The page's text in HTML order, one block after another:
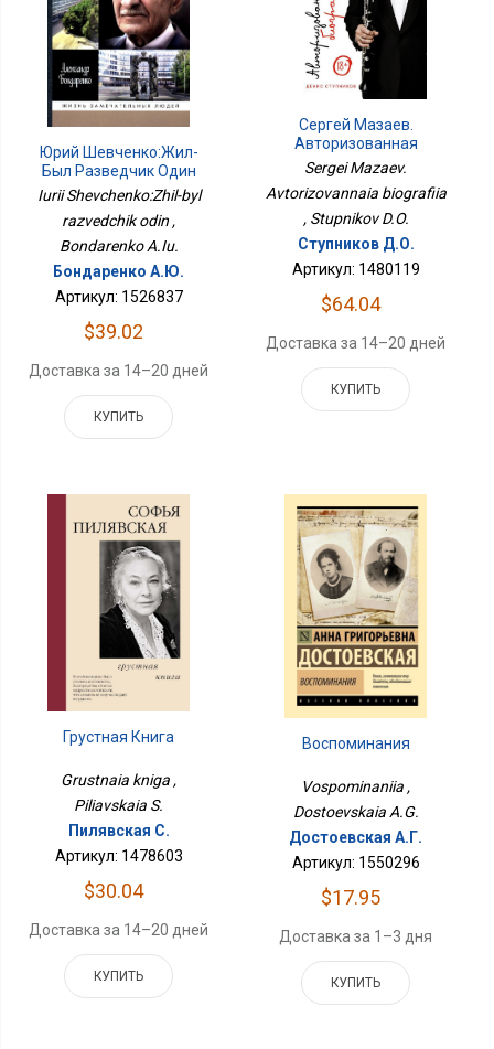
Юрий Шевченко:Жил-
Был Разведчик Один
Iurii Shevchenko:Zhil-byl
razvedchik odin ,
Bondarenko A.Iu.
Бондаренко А.Ю.
Артикул: 1526837
$39.02
Доставка за 14–20 дней
КУПИТЬ
Сергей Мазаев.
Авторизованная
Биография
Sergei Mazaev.
Avtorizovannaia biografiia
, Stupnikov D.O.
Ступников Д.О.
Артикул: 1480119
$64.04
Доставка за 14–20 дней
КУПИТЬ
Грустная Книга
Grustnaia kniga ,
Piliavskaia S.
Пилявская С.
Артикул: 1478603
$30.04
Доставка за 14–20 дней
КУПИТЬ
Воспоминания
Vospominaniia ,
Dostoevskaia A.G.
Достоевская А.Г.
Артикул: 1550296
$17.95
Доставка за 1–3 дня
КУПИТЬ